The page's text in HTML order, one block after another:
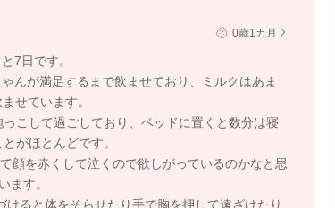
0歳1カ月
7日です。
んが満足するまで飲ませており、ミルクはあま
せています。
こして過ごしており、ベッドに置くと数分は寝
がほとんどです。
顔を赤くして泣くので欲しがっているのかなと思
ます。
ると体をそらせたり手で胸を押して遠ざけたり